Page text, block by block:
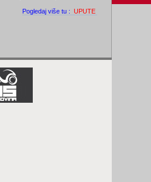
Pogledaj više tu : UPUTE